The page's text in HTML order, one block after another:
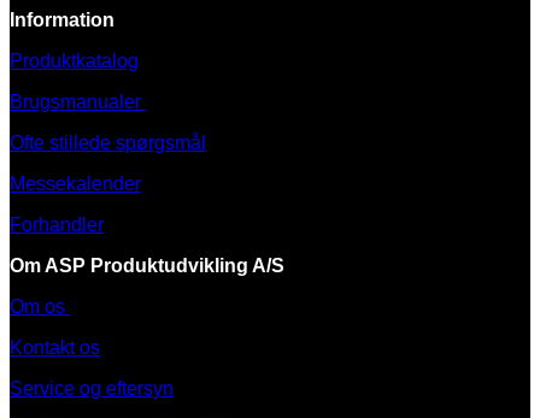
Information
Produktkatalog
Brugsmanualer
Ofte stillede spørgsmål
Messekalender
Forhandler
Om ASP Produktudvikling A/S
Om os
Kontakt os
Service og eftersyn